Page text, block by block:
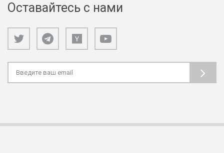
Оставайтесь с нами